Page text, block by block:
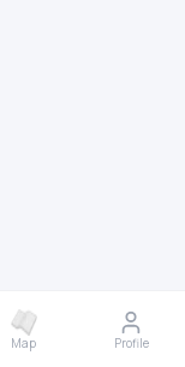
Map Profile